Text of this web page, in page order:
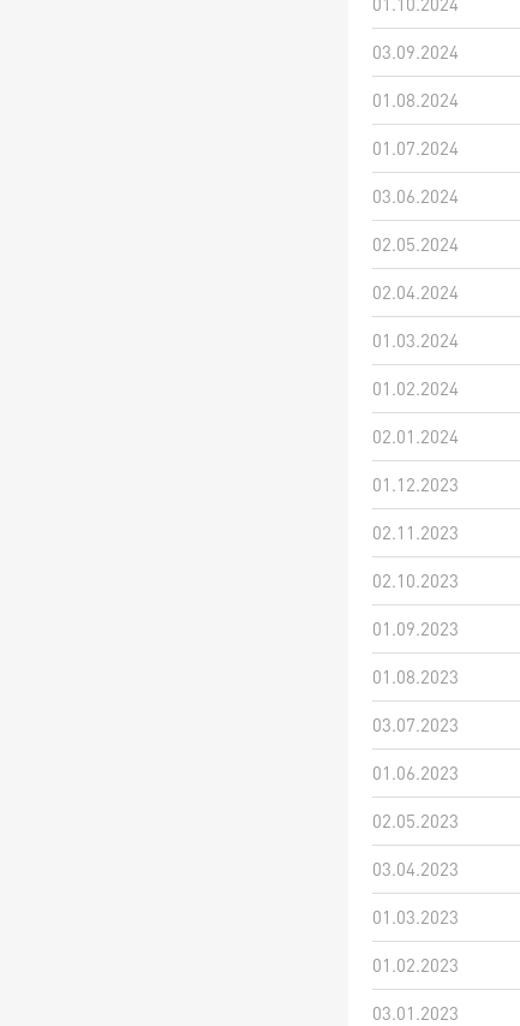
03.09.2024
01.08.2024
01.07.2024
03.06.2024
02.05.2024
02.04.2024
01.03.2024
01.02.2024
02.01.2024
01.12.2023
02.11.2023
02.10.2023
01.09.2023
01.08.2023
03.07.2023
01.06.2023
02.05.2023
03.04.2023
01.03.2023
01.02.2023
03.01.2023